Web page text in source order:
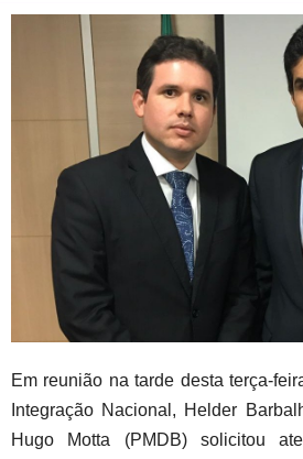
Em reunião na tarde desta terça-
Integração Nacional, Helder
Hugo Motta (PMDB) solicitou